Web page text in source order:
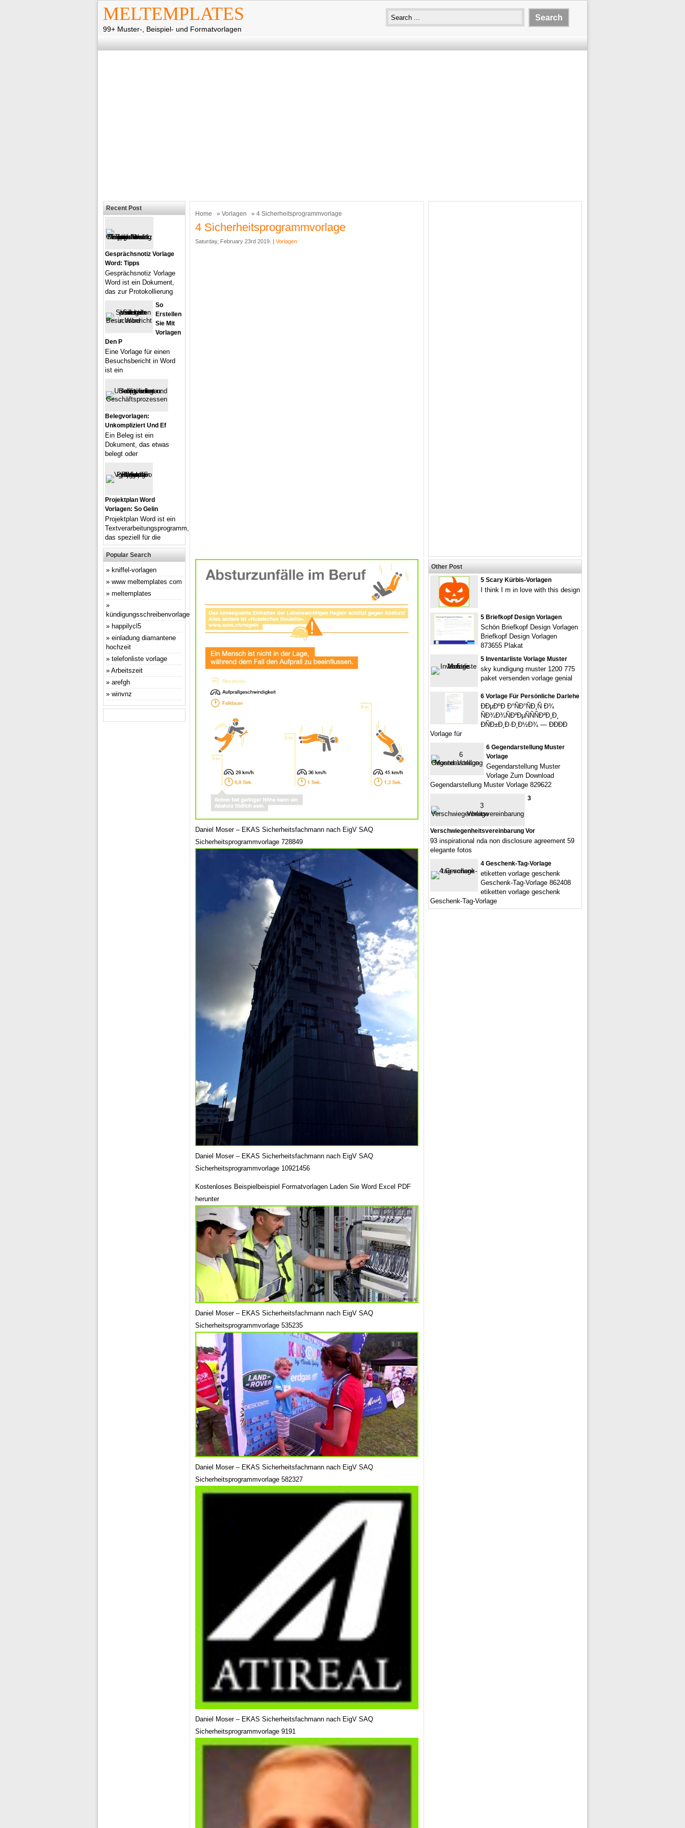
MELTEMPLATES
99+ Muster-, Beispiel- und Formatvorlagen
Home » Vorlagen » 4 Sicherheitsprogrammvorlage
4 Sicherheitsprogrammvorlage
Saturday, February 23rd 2019. | Vorlagen
Daniel Moser – EKAS Sicherheitsfachmann nach EigV SAQ
Sicherheitsprogrammvorlage 728849
Daniel Moser – EKAS Sicherheitsfachmann nach EigV SAQ
Sicherheitsprogrammvorlage 10921456
Kostenloses Beispielbeispiel Formatvorlagen Laden Sie Word Excel PDF
herunter
Daniel Moser – EKAS Sicherheitsfachmann nach EigV SAQ
Sicherheitsprogrammvorlage 535235
Daniel Moser – EKAS Sicherheitsfachmann nach EigV SAQ
Sicherheitsprogrammvorlage 582327
Daniel Moser – EKAS Sicherheitsfachmann nach EigV SAQ
Sicherheitsprogrammvorlage 9191
Recent Post
Gesprächsnotiz Vorlage
Word: Tipps
Gesprächsnotiz Vorlage
Word ist ein Dokument,
das zur Protokollierung
So
Erstellen
Sie Mit
Vorlagen
Den P
Eine Vorlage für einen
Besuchsbericht in Word
ist ein
Belegvorlagen:
Unkompliziert Und Ef
Ein Beleg ist ein
Dokument, das etwas
belegt oder
Projektplan Word
Vorlagen: So Gelin
Projektplan Word ist ein
Textverarbeitungsprogramm,
das speziell für die
Popular Search
kniffel-vorlagen
www meltemplates com
meltemplates
kündigungsschreibenvorlage
happilycl5
einladung diamantene
hochzeit
telefonliste vorlage
Arbeitszeit
arefgh
winvnz
Other Post
5 Scary Kürbis-Vorlagen
I think I m in love with this design
5 Briefkopf Design Vorlagen
Schön Briefkopf Design Vorlagen
Briefkopf Design Vorlagen
873655 Plakat
5 Inventarliste Vorlage Muster
sky kundigung muster 1200 775
paket versenden vorlage genial
6 Vorlage Für Persönliche Darlehe
ÐÐµÐºÐ Ð°ÑÐ°ÑÐ¸Ñ Ð¾
ÑÐ¾Ð¾ÑÐ²ÐµÑÑÑÐ²Ð¸Ð¸
ÐÑÐ±Ð¸Ð·Ð¸Ð½Ð¾ — ÐÐ­ÐÐ
Vorlage für
6 Gegendarstellung Muster
Vorlage
Gegendarstellung Muster
Vorlage Zum Download
Gegendarstellung Muster Vorlage 829622
3
Verschwiegenheitsvereinbarung Vor
93 inspirational nda non disclosure agreement 59
elegante fotos
4 Geschenk-Tag-Vorlage
etiketten vorlage geschenk
Geschenk-Tag-Vorlage 862408
etiketten vorlage geschenk
Geschenk-Tag-Vorlage